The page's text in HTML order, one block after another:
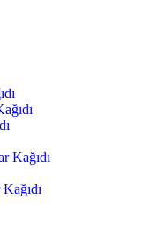
Kağıdı